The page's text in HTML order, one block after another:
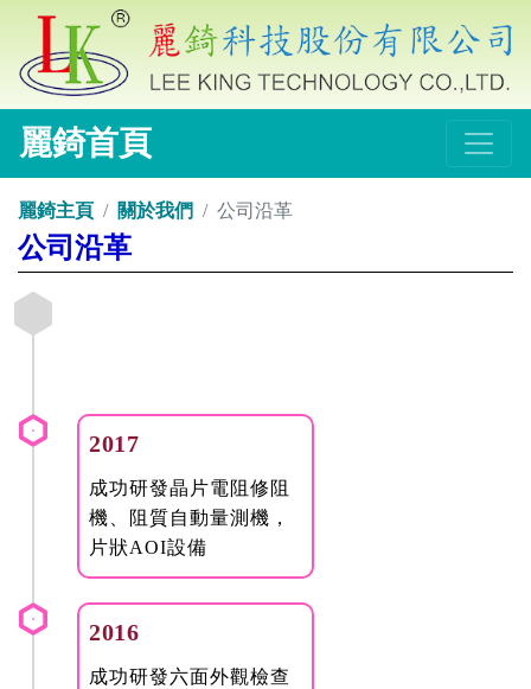
麗錡首頁
麗錡主頁 關於我們 公司沿革
公司沿革
2017
成功研發晶片電阻修阻
機、阻質自動量測機，
片狀AOI設備
2016
成功研發六面外觀檢查